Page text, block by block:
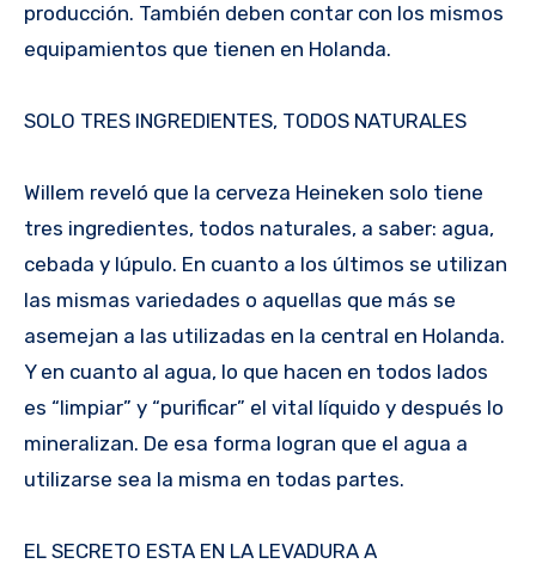
producción. También deben contar con los mismos
equipamientos que tienen en Holanda.
SOLO TRES INGREDIENTES, TODOS NATURALES
Willem reveló que la cerveza Heineken solo tiene
tres ingredientes, todos naturales, a saber: agua,
cebada y lúpulo. En cuanto a los últimos se utilizan
las mismas variedades o aquellas que más se
asemejan a las utilizadas en la central en Holanda.
Y en cuanto al agua, lo que hacen en todos lados
es “limpiar” y “purificar” el vital líquido y después lo
mineralizan. De esa forma logran que el agua a
utilizarse sea la misma en todas partes.
EL SECRETO ESTA EN LA LEVADURA A